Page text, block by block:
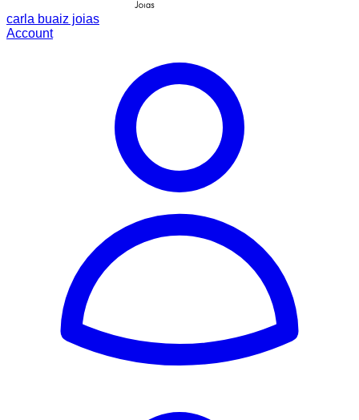
carla buaiz joias
Account